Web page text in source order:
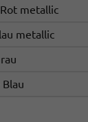
metallic
metallic
Blau